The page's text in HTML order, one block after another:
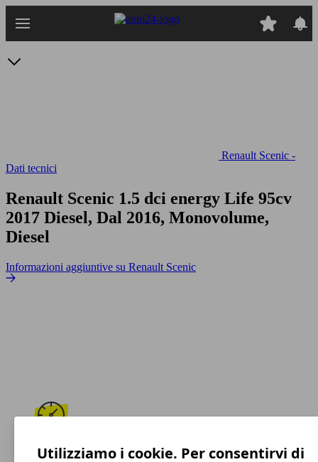
Renault Scenic -
Dati tecnici
Renault Scenic 1.5 dci energy Life 95cv
2017 Diesel, Dal 2016, Monovolume,
Diesel
Informazioni aggiuntive su Renault Scenic
175 km/h
Utilizziamo i cookie. Per consentirvi di